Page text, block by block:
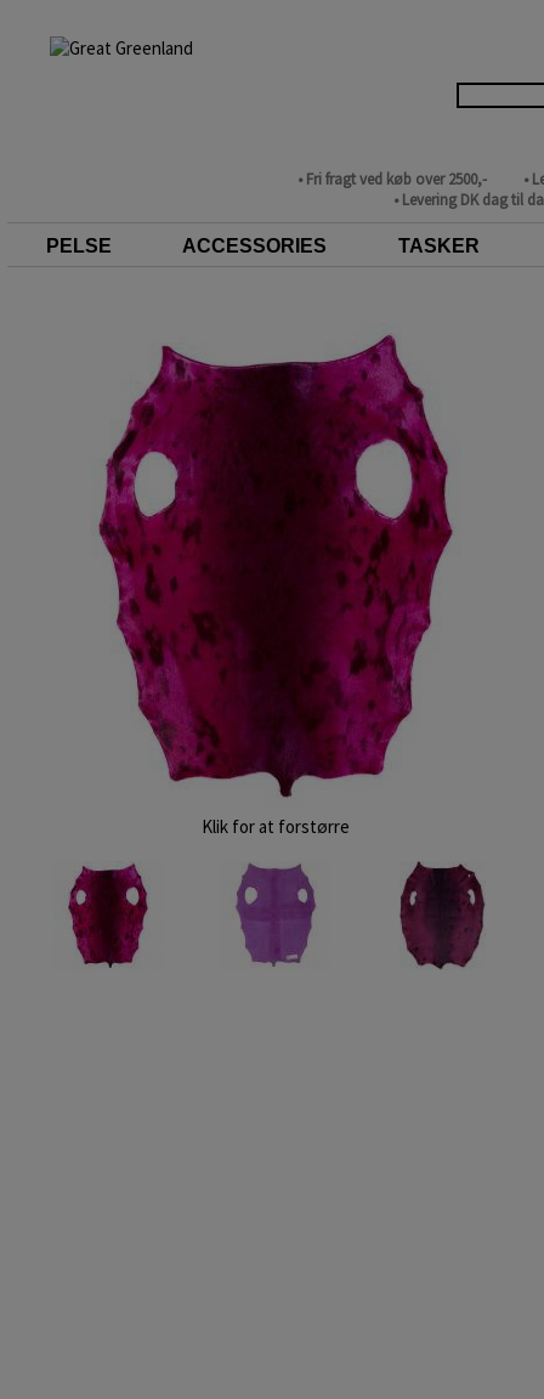
• Fri fragt ved køb over 2500,-
•
• Levering DK dag til
PELSE ACCESSORIES TASKER
Klik for at forstørre